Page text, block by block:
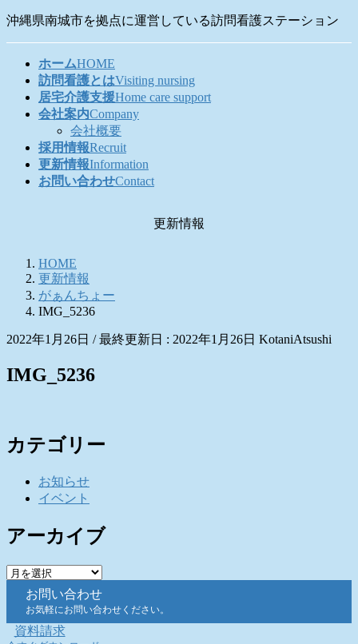
コ
ナ
沖縄県南城市を拠点に運営している訪問看護ステーション
ホームHOME
訪問看護とはVisiting nursing
居宅介護支援Home care support
会社案内Company
会社概要
採用情報Recruit
更新情報Information
お問い合わせContact
更新情報
HOME
更新情報
がぁんちょー
IMG_5236
2022年1月26日 / 最終更新日 : 2022年1月26日 KotaniAtsushi
IMG_5236
カテゴリー
お知らせ
イベント
アーカイブ
ア
イ
ブ
お問い合わせ
お気軽にお問い合わせください。
資料請求